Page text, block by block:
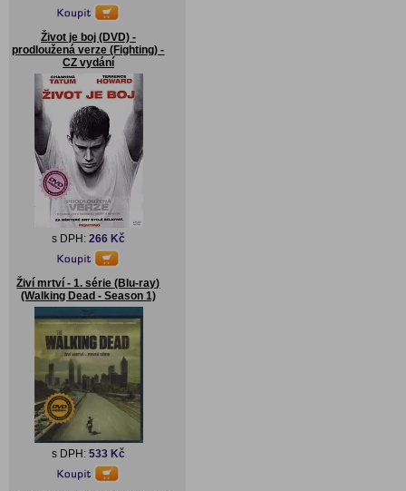
Život je boj (DVD) -
prodloužená verze (Fighting) -
CZ vydání
s DPH: 266 Kč
Živí mrtví - 1. série (Blu-ray)
(Walking Dead - Season 1)
s DPH: 533 Kč